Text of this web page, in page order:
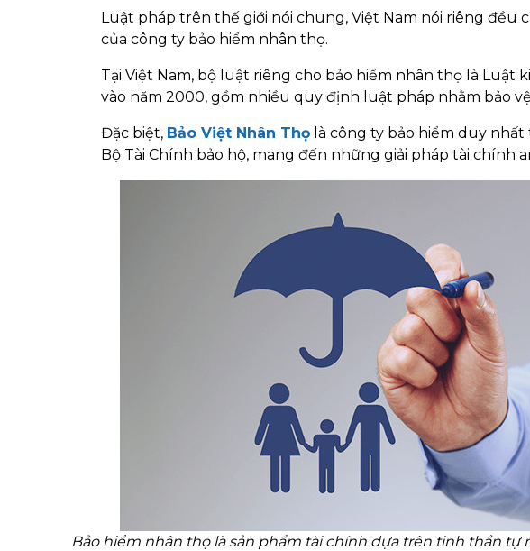
Luật pháp trên thế giới nói chung, Việt Nam nói riêng đều
của công ty bảo hiểm nhân thọ.
Tại Việt Nam, bộ luật riêng cho bảo hiểm nhân thọ là
vào năm 2000, gồm nhiều quy định luật pháp nhằm bảo
Đặc biệt, Bảo Việt Nhân Thọ là công ty bảo hiểm duy
Bộ Tài Chính bảo hộ, mang đến những giải pháp tài chính
Bảo hiểm nhân thọ là sản phẩm tài chính dựa trên tinh thần